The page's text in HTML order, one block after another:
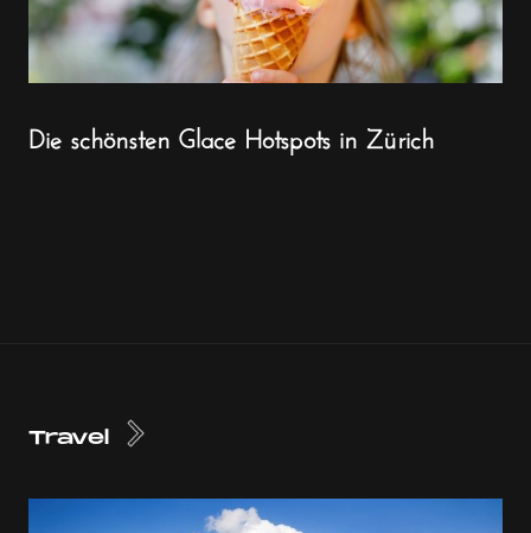
Die schönsten Glace Hotspots in Zürich
Travel